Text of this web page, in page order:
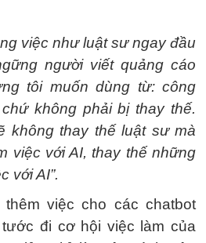
việc như luật sư ngay đầu
người viết quảng cáo
tôi muốn dùng từ: công
không phải bị thay thế.
không thay thế luật sư mà
việc với AI, thay thế những
với AI”.
việc cho các chatbot
đi cơ hội việc làm của